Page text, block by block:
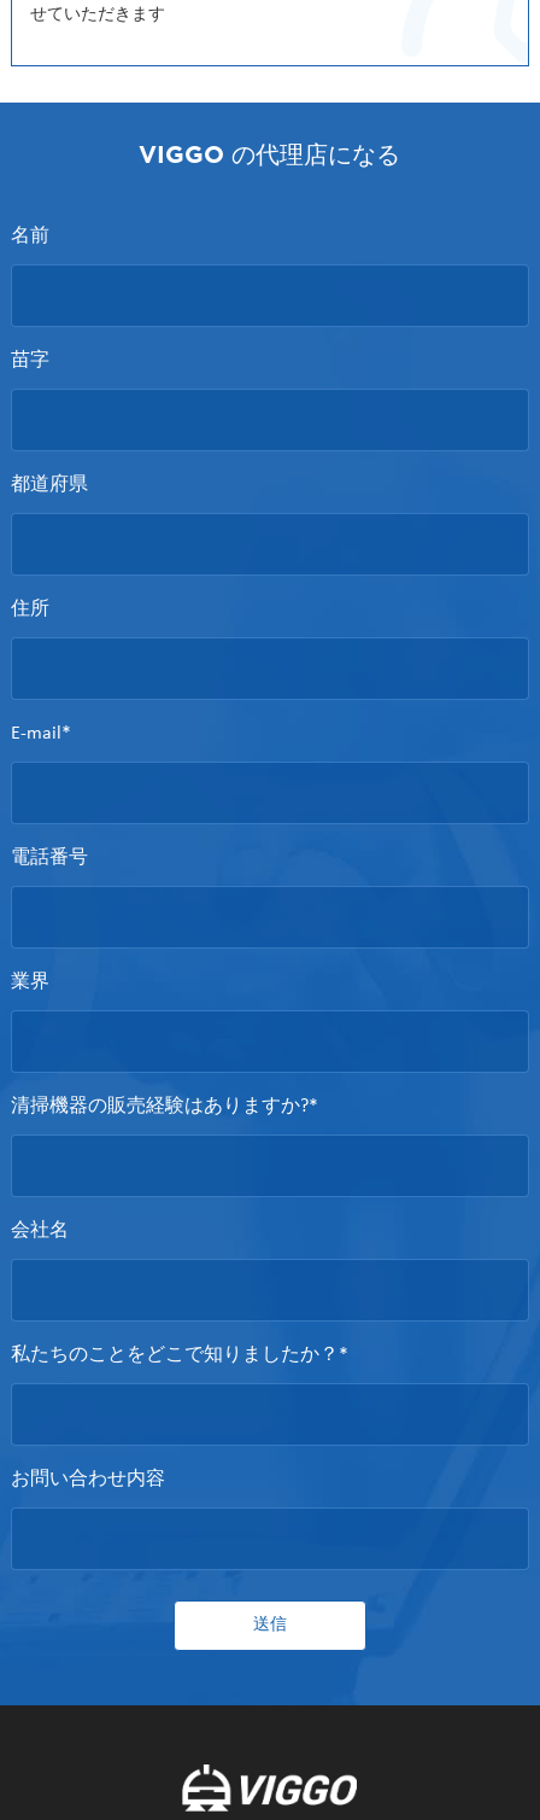
せていただきます
VIGGO の代理店になる
名前
苗字
都道府県
住所
E-mail*
電話番号
業界
清掃機器の販売経験はありますか?*
会社名
私たちのことをどこで知りましたか？*
お問い合わせ内容